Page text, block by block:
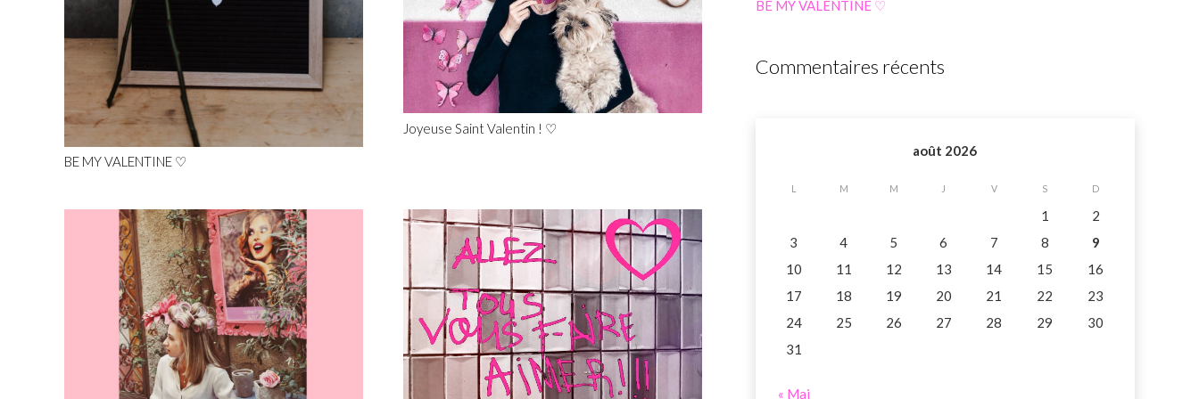
BE MY VALENTINE ♡
Joyeuse Saint Valentin ! ♡
BE MY VALENTINE ♡
Commentaires récents
août 2026
L M M J V S D
1
2
3
4 5 6 7 8
9
10
11 12 13 14 15
16
17
18 19 20 21 22
23
24
25 26 27 28 29
30
31
« Mai